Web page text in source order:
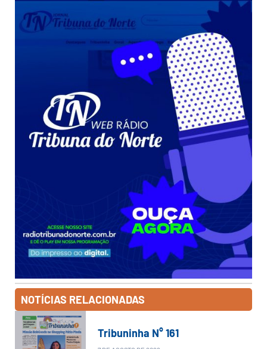
NOTÍCIAS RELACIONADAS
Tribuninha N° 161